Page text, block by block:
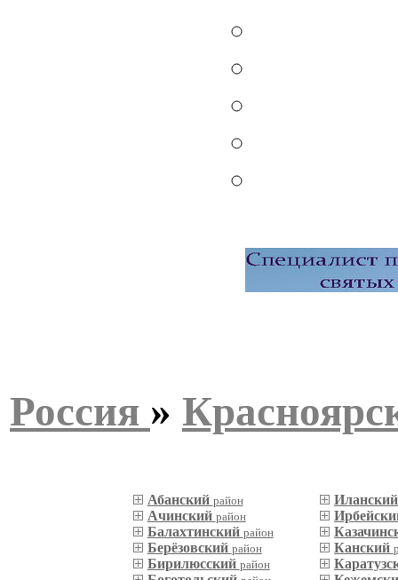
Россия »
Абанский район
Ачинский район
Балахтинский район
Берёзовский район
Бирилюсский район
Канский